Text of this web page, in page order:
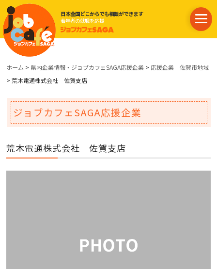
日本全国どこからでも相談ができます
若年者の就職を応援
ホーム > 県内企業情報・ジョブカフェSAGA応援企業 > 応援企業 佐賀市地域
> 荒木電通株式会社 佐賀支店
ジョブカフェSAGA応援企業
荒木電通株式会社 佐賀支店